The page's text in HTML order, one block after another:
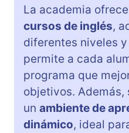
La academia
cursos de inglés,
diferentes niveles
permite a cada
programa que
objetivos. Además,
un ambiente de
dinámico, ideal